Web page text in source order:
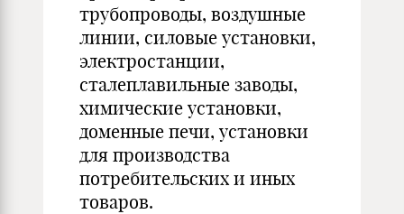
трубопроводы, воздушные
линии, силовые установки,
электростанции,
сталеплавильные заводы,
химические установки,
доменные печи, установки
для производства
потребительских и иных
товаров.